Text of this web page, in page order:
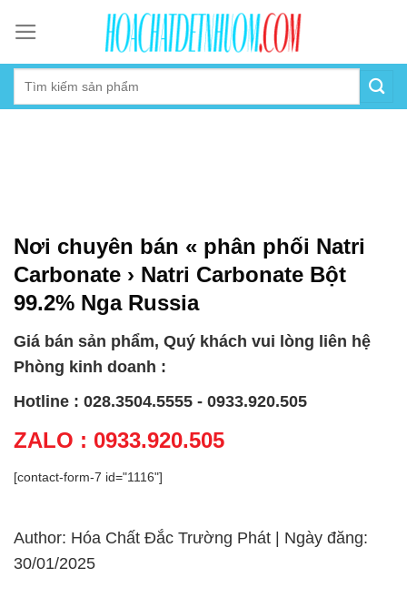
content
Nơi chuyên bán « phân phối Natri
Carbonate › Natri Carbonate Bột
99.2% Nga Russia
Giá bán sản phẩm, Quý khách vui lòng liên hệ
Phòng kinh doanh :
Hotline : 028.3504.5555 - 0933.920.505
ZALO : 0933.920.505
[contact-form-7 id="1116"]
Author: Hóa Chất Đắc Trường Phát | Ngày đăng:
30/01/2025